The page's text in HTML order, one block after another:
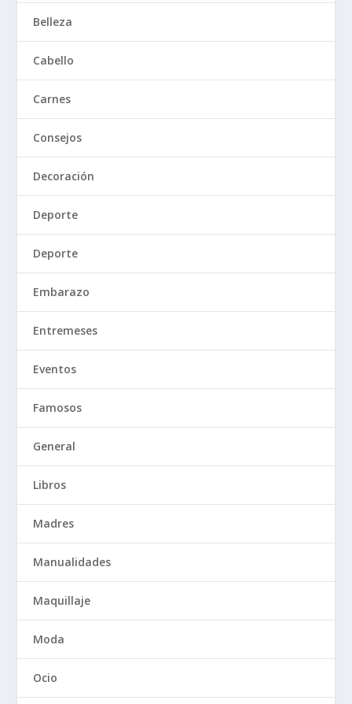
Belleza
Cabello
Carnes
Consejos
Decoración
Deporte
Deporte
Embarazo
Entremeses
Eventos
Famosos
General
Libros
Madres
Manualidades
Maquillaje
Moda
Ocio